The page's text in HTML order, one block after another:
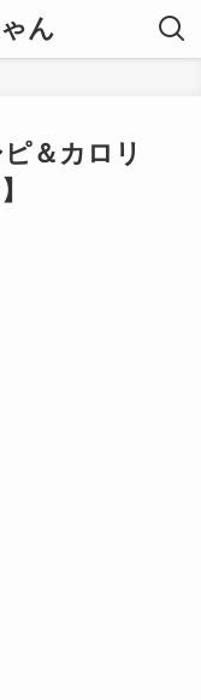
ん
＆カロリ